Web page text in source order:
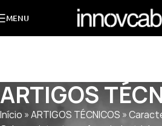
MENU
ARTIGOS
Início »ARTIGOS TÉCNICOS »